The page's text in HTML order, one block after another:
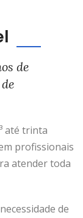
de
até trinta
profissionais
atender toda
de